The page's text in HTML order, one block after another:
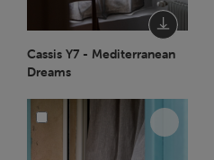
Cassis Y7 - Mediterranean
Dreams